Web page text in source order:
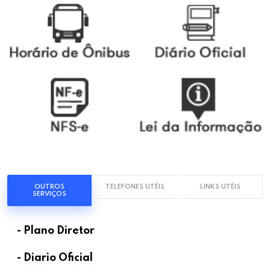
OUTROS
SERVIÇOS
TELEFONES UTÉIS LINKS UTÉIS
- Plano Diretor
- Diario Oficial